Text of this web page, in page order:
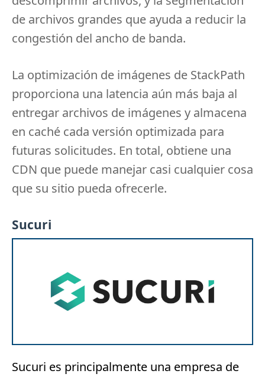
de archivos grandes que ayuda a reducir la
congestión del ancho de banda.
La optimización de imágenes de StackPath
proporciona una latencia aún más baja al
entregar archivos de imágenes y almacena
en caché cada versión optimizada para
futuras solicitudes. En total, obtiene una
CDN que puede manejar casi cualquier cosa
que su sitio pueda ofrecerle.
Sucuri
Sucuri es principalmente una empresa de